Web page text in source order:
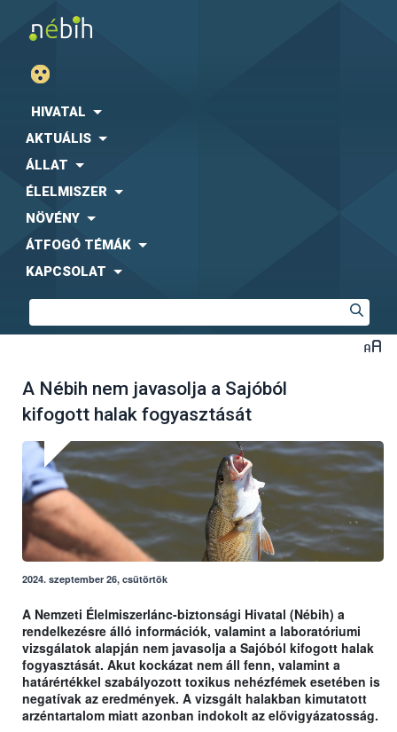
HIVATAL
AKTUÁLIS
ÁLLAT
ÉLELMISZER
NÖVÉNY
ÁTFOGÓ TÉMÁK
KAPCSOLAT
A Nébih nem javasolja a Sajóból
kifogott halak fogyasztását
2024. szeptember 26, csütörtök
A Nemzeti Élelmiszerlánc-biztonsági Hivatal (Nébih) a
rendelkezésre álló információk, valamint a laboratóriumi
vizsgálatok alapján nem javasolja a Sajóból kifogott halak
fogyasztását. Akut kockázat nem áll fenn, valamint a
határértékkel szabályozott toxikus nehézfémek esetében is
negatívak az eredmények. A vizsgált halakban kimutatott
arzéntartalom miatt azonban indokolt az elővigyázatosság.